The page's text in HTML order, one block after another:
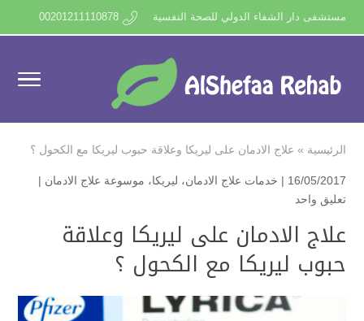
مستشفى دار الشفاء الدولي للصحة النفسية 00201211110878
الرئيسية » علاج الادمان على ليريكا وعلاقة حبوب ليريكا مع الكحول ؟
16/05/2017 | خدمات علاج الادمان، ليريكا، موسوعة علاج الادمان |
تعليق واحد
علاج الادمان على ليريكا وعلاقة
حبوب ليريكا مع الكحول ؟